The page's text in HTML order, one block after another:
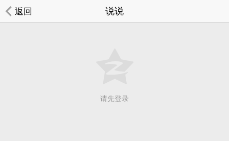
返回 说说
请先登录